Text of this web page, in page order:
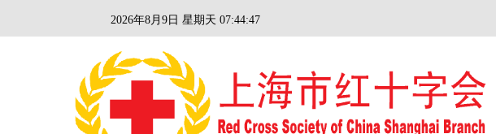
2026年8月9日 星期天 07:44:47